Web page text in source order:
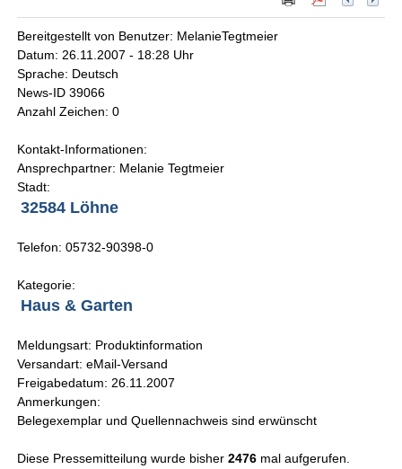
Bereitgestellt von Benutzer: MelanieTegtmeier
Datum: 26.11.2007 - 18:28 Uhr
Sprache: Deutsch
News-ID 39066
Anzahl Zeichen: 0
Kontakt-Informationen:
Ansprechpartner: Melanie Tegtmeier
Stadt:
32584 Löhne
Telefon: 05732-90398-0
Kategorie:
Haus & Garten
Meldungsart: Produktinformation
Versandart: eMail-Versand
Freigabedatum: 26.11.2007
Anmerkungen:
Belegexemplar und Quellennachweis sind erwünscht
Diese Pressemitteilung wurde bisher2476 mal aufgerufen.